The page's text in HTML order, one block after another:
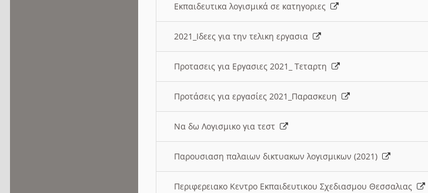
Εκπαιδευτικα λογισμικά σε κατηγοριες
2021_Ιδεες για την τελικη εργασια
Προτασεις για Εργασιες 2021_ Τεταρτη
Προτάσεις για εργασίες 2021_Παρασκευη
Να δω Λογισμικο για τεστ
Παρουσιαση παλαιων δικτυακων λογισμικων (2021)
Περιφερειακο Κεντρο Εκπαιδευτικου Σχεδιασμου Θεσσαλιας